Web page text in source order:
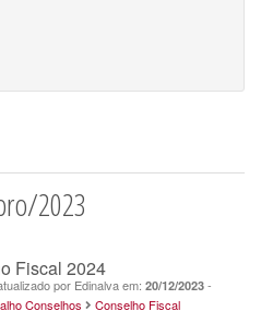
2023
Fiscal 2024
atualizado por Edinalva em: 20/12/2023 -
Conselhos Conselho Fiscal